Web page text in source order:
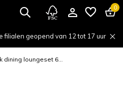
0
filialen geopend van 12 tot 17 uur
dining loungeset 6...